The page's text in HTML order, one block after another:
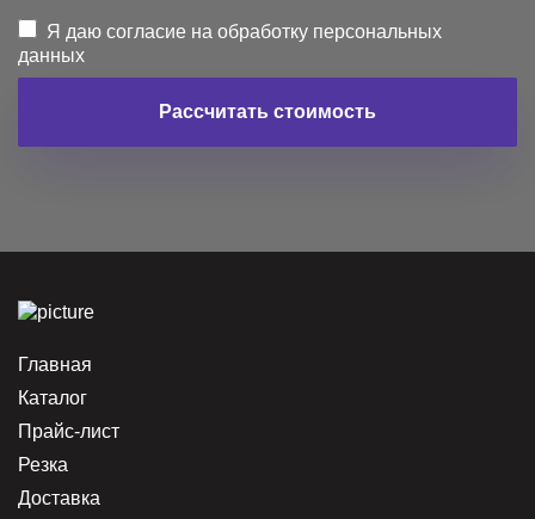
Я даю согласие на обработку персональных
данных
Рассчитать стоимость
Главная
Каталог
Прайс-лист
Резка
Доставка